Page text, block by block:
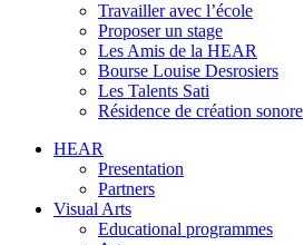
Travailler avec l’école
Proposer un stage
Les Amis de la HEAR
Bourse Louise Desrosiers
Les Talents Sati
Résidence de création sonore
HEAR
Presentation
Partners
Visual Arts
Educational programmes